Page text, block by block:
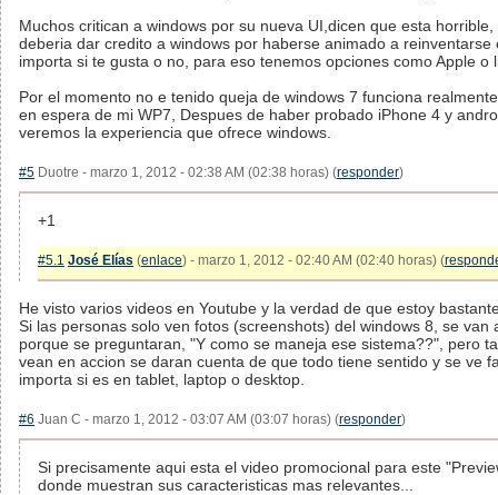
Muchos critican a windows por su nueva UI,dicen que esta horrible,
deberia dar credito a windows por haberse animado a reinventarse
importa si te gusta o no, para eso tenemos opciones como Apple o
Por el momento no e tenido queja de windows 7 funciona
en espera de mi WP7, Despues de haber probado iPhone 4 y
veremos la experiencia que ofrece windows.
#5 Duotre - marzo 1, 2012 - 02:38 AM (02:38 horas) (responder)
+1
#5.1 José Elías (enlace) - marzo 1, 2012 - 02:40 AM (02:40 horas) (
He visto varios videos en Youtube y la verdad de que estoy
Si las personas solo ven fotos (screenshots) del windows 8, se van
porque se preguntaran, "Y como se maneja ese sistema??", pero
vean en accion se daran cuenta de que todo tiene sentido y se ve
importa si es en tablet, laptop o desktop.
#6 Juan C - marzo 1, 2012 - 03:07 AM (03:07 horas) (responder)
Si precisamente aqui esta el video promocional para este
donde muestran sus caracteristicas mas relevantes...